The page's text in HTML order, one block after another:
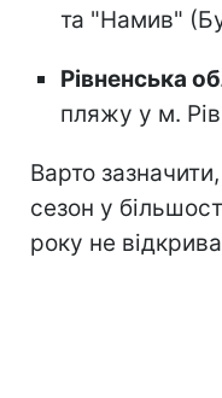
та "Намив"
Рівненська
пляжу у м.
Варто
сезон у
року не